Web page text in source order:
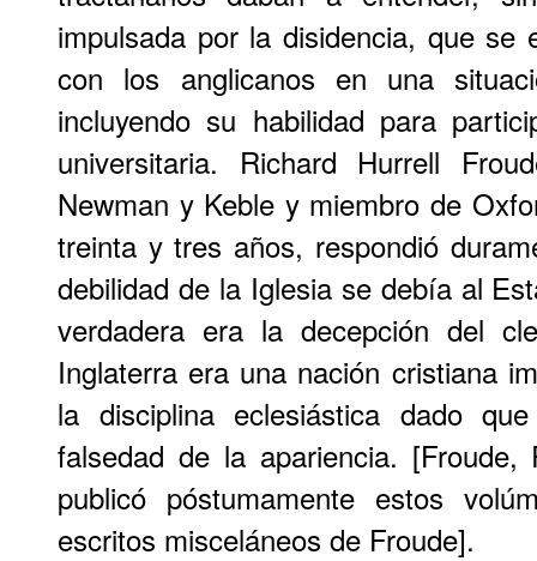
impulsada por la disidencia, que se
con los anglicanos en una
incluyendo su habilidad para
universitaria. Richard Hurrell
Newman y Keble y miembro de
treinta y tres años, respondió
debilidad de la Iglesia se debía al
verdadera era la decepción del
Inglaterra era una nación cristiana
la disciplina eclesiástica dado
falsedad de la apariencia.
publicó póstumamente estos
escritos misceláneos de Froude].